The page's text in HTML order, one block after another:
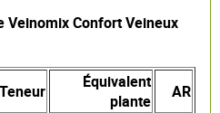
Confort Veineux
Teneur
Équivalent
plante
AR